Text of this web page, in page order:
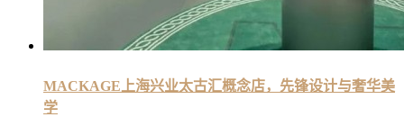
MACKAGE上海兴业太古汇概念店，先锋设计与奢华美
学